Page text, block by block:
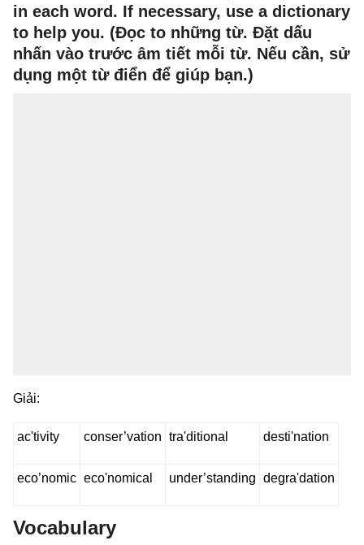
in each word. If necessary, use a dictionary
to help you. (Đọc to những từ. Đặt dấu
nhấn vào trước âm tiết mỗi từ. Nếu cần, sử
dụng một từ điển để giúp bạn.)
Giải:
ac'tivity conser’vation tra'ditional desti'nation
eco’nomic eco'nomical under’standing degra'dation
Vocabulary